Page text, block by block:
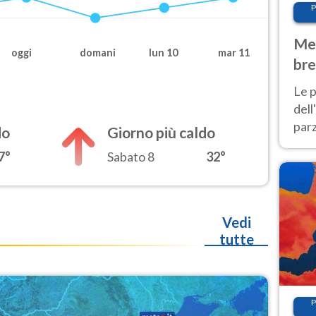
oggi domani lun 10 mar 11
Giorno più caldo
Sabato 8 32°
Vedi
tutte
Le
40